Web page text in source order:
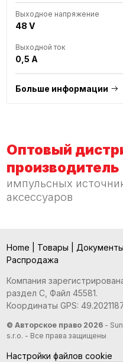
Выходное напряжение
48 V
Выходной ток
0,5 A
Больше информации
Оптовый
производитель
импульсных
аксессуаров
Home Товары Документы
Распродажа
Компания
раздел С, Файл 45581.
Координаты GPS:
© Авторское право 2026-
s.r.o. - Все права защищены
Настройки файлов cookie